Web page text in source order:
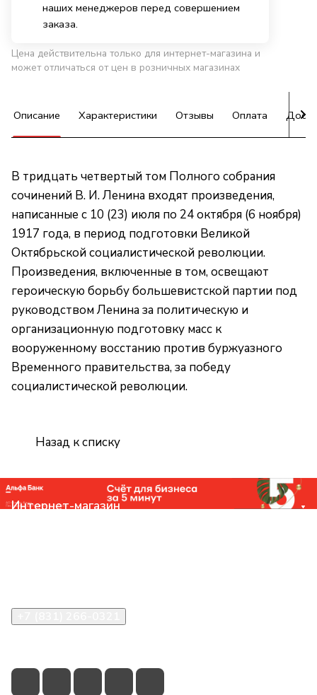
наших менеджеров перед совершением
заказа.
Цена действительна только для интернет-магазина и
может отличаться от цен в розничных магазинах
Описание Характеристики Отзывы Оплата
В тридцать четвертый том Полного собрания
сочинений В. И. Ленина входят произведения,
написанные с 10 (23) июля по 24 октября (6 ноября)
1917 года, в период подготовки Великой
Октябрьской социалистической революции.
Произведения, включенные в том, освещают
героическую борьбу большевистской партии под
руководством Ленина за политическую и
организационную подготовку масс к
вооруженному восстанию против буржуазного
Временного правительства, за победу
социалистической революции.
Назад к списку
Интернет-магазин